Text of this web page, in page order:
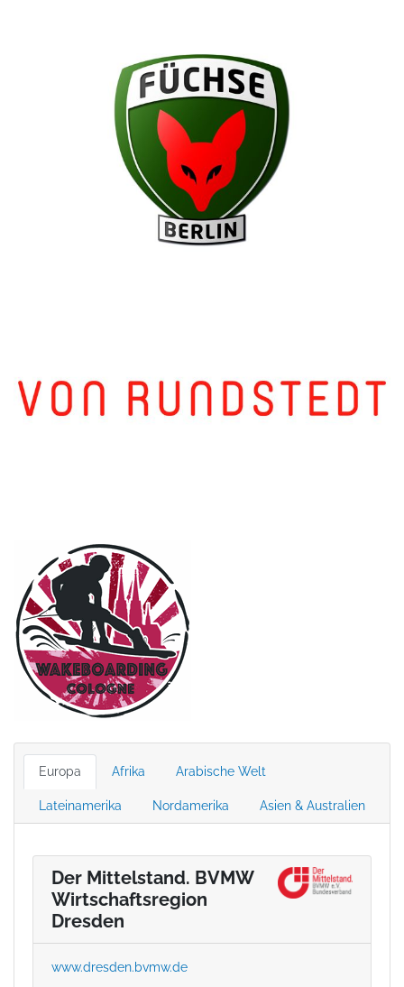
Europa Afrika Arabische Welt
Lateinamerika Nordamerika Asien & Australien
Der Mittelstand. BVMW
Wirtschaftsregion
Dresden
www.dresden.bvmw.de